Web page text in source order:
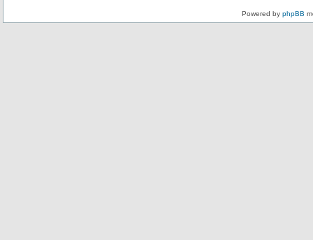
Powered by phpBB